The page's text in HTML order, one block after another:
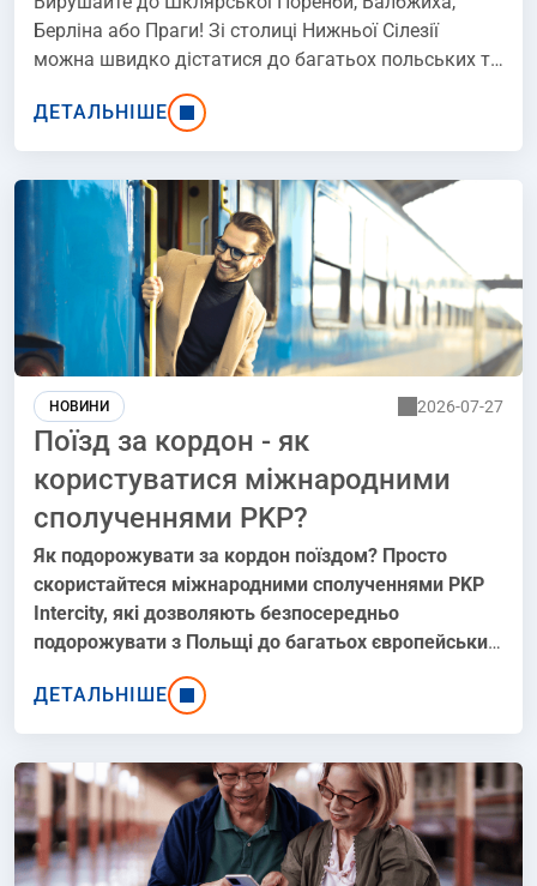
Берліна або Праги! Зі столиці Нижньої Сілезії
можна швидко дістатися до багатьох польських та
закордонних регіонів, а також це ідеальна
відправна точка, якщо ви плануєте подорожувати
поїздом. Читайте далі та перегляньте наш повний
список пропозицій для цікавих поїздок на вихідні з
Вроцлава!
ДЕТАЛЬНІШЕ
НОВИНИ 2026-07-27
Поїзд за кордон - як
користуватися міжнародними
сполученнями PKP?
Як подорожувати за кордон поїздом? Просто
скористайтеся міжнародними сполученнями PKP
Intercity, які дозволяють безпосередньо
подорожувати з Польщі до багатьох європейських
столиць - Берліна, Відня, Праги, Будапешта чи
Вільнюса. У розкладі 2025/2026 року перевізник
пропонує аж 57 пар міжнародних поїздів.
Дізнайтеся, як скористатися перевагами
міжнародних сполучень PKP та насолоджуватися
поїздкою за кордон.
ДЕТАЛЬНІШЕ